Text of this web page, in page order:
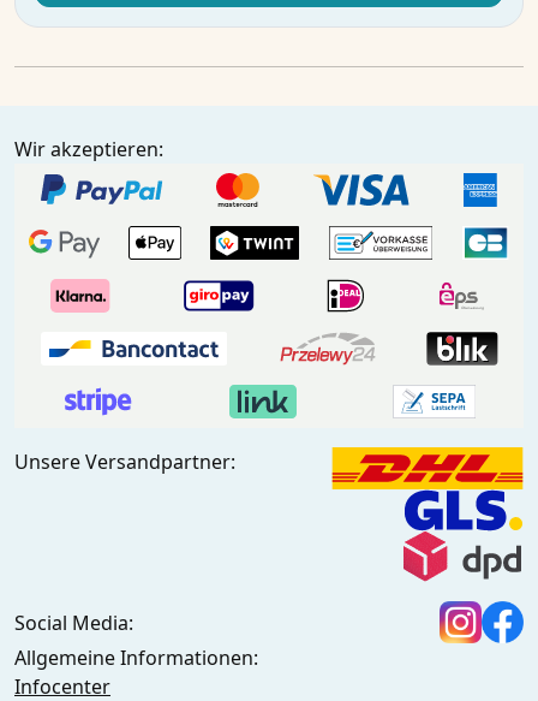
Wir akzeptieren:
Unsere Versandpartner:
Social Media:
Allgemeine Informationen:
Infocenter